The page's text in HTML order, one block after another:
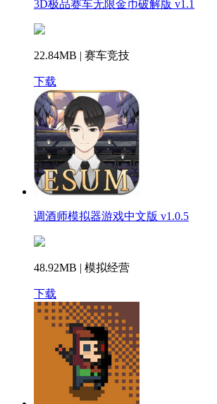
3D极品赛车无限金币破解版 v1.1
22.84MB | 赛车竞技
下载
调酒师模拟器游戏中文版 v1.0.5
48.92MB | 模拟经营
下载